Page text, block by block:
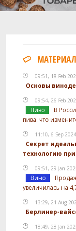
09:51, 18 Feb
Основы
09:54, 26 Feb
Пиво
В
пива: что
11:10, 6 Sep 2024
Секрет
технологию
09:51, 29 Jan
Вино
увеличилась на
13:29, 21 Aug
Берлинер-
18:49, 28 Jan